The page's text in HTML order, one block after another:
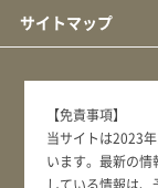
サイトマップ
【免責事項】
当サイトは2023
います。最新の
している情報は